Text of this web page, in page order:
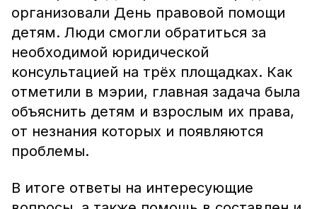
организовали День правовой помощи
детям. Люди смогли обратиться за
необходимой юридической
консультацией на трёх площадках. Как
отметили в мэрии, главная задача была
объяснить детям и взрослым их права,
от незнания которых и появляются
проблемы.
В итоге ответы на интересующие